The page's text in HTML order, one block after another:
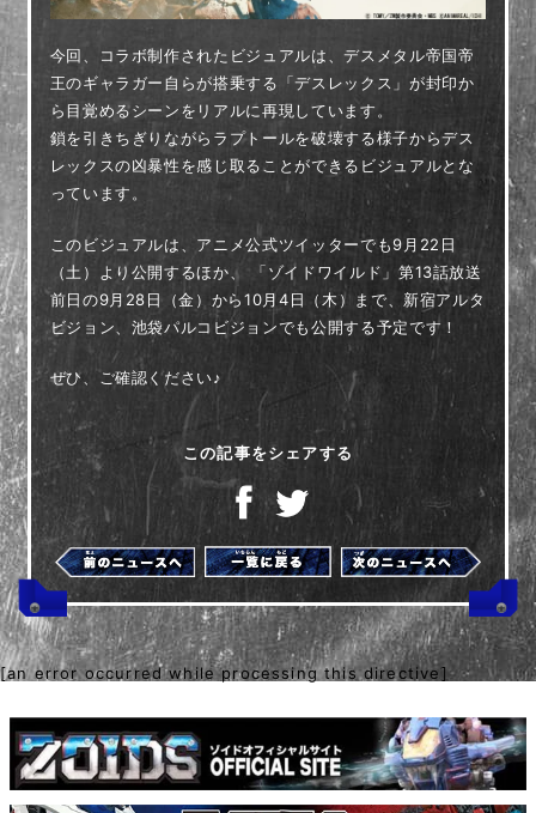
今回、コラボ制作されたビジュアルは、デスメタル帝国帝
王のギャラガー自らが搭乗する「デスレックス」が封印か
ら目覚めるシーンをリアルに再現しています。
鎖を引きちぎりながらラプトールを破壊する様子からデス
レックスの凶暴性を感じ取ることができるビジュアルとな
っています。
このビジュアルは、アニメ公式ツイッターでも9月22日
（土）より公開するほか、 「ゾイドワイルド」第13話放送
前日の9月28日（金）から10月4日（木）まで、新宿アルタ
ビジョン、池袋パルコビジョンでも公開する予定です！
ぜひ、ご確認ください♪
この記事をシェアする
[an error occurred while processing this directive]